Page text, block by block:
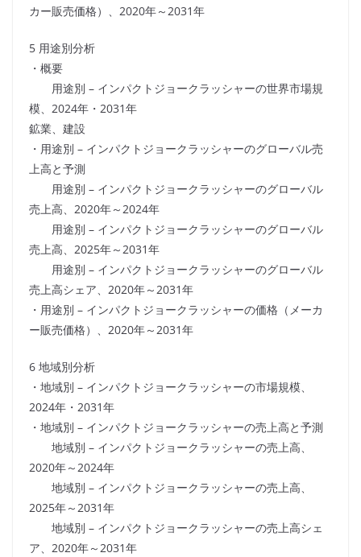
カー販売価格）、2020年～2031年
5 用途別分析
・概要
用途別 – インパクトジョークラッシャーの世界市場規
模、2024年・2031年
鉱業、建設
・用途別 – インパクトジョークラッシャーのグローバル売
上高と予測
用途別 – インパクトジョークラッシャーのグローバル
売上高、2020年～2024年
用途別 – インパクトジョークラッシャーのグローバル
売上高、2025年～2031年
用途別 – インパクトジョークラッシャーのグローバル
売上高シェア、2020年～2031年
・用途別 – インパクトジョークラッシャーの価格（メーカ
ー販売価格）、2020年～2031年
6 地域別分析
・地域別 – インパクトジョークラッシャーの市場規模、
2024年・2031年
・地域別 – インパクトジョークラッシャーの売上高と予測
地域別 – インパクトジョークラッシャーの売上高、
2020年～2024年
地域別 – インパクトジョークラッシャーの売上高、
2025年～2031年
地域別 – インパクトジョークラッシャーの売上高シェ
ア、2020年～2031年